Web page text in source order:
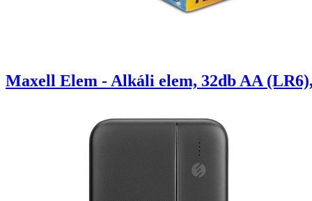
Maxell Elem - Alkáli elem, 32db AA